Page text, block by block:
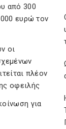
από 300
ευρώ τον
οι
πλέον
οφειλής
για